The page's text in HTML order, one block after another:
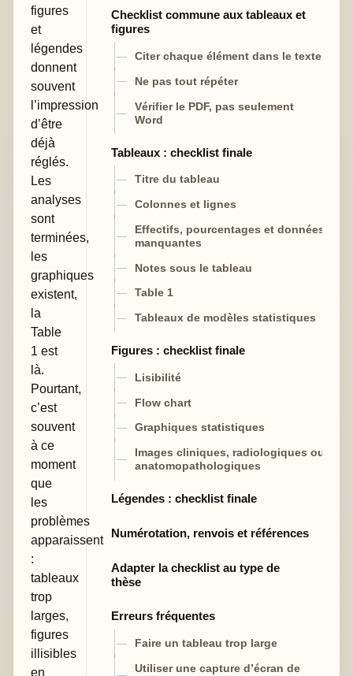
figures
et
légendes
donnent
souvent
l’impression
d’être
déjà
réglés.
Les
analyses
sont
terminées,
les
graphiques
existent,
la
Table
1 est
là.
Pourtant,
c’est
souvent
à ce
moment
que
les
problèmes
apparaissent
:
tableaux
trop
larges,
figures
illisibles
en
Checklist commune aux tableaux et
figures
Citer chaque élément dans le texte
Ne pas tout répéter
Vérifier le PDF, pas seulement
Word
Tableaux : checklist finale
Titre du tableau
Colonnes et lignes
Effectifs, pourcentages et données
manquantes
Notes sous le tableau
Table 1
Tableaux de modèles statistiques
Figures : checklist finale
Lisibilité
Flow chart
Graphiques statistiques
Images cliniques, radiologiques ou
anatomopathologiques
Légendes : checklist finale
Numérotation, renvois et références
Adapter la checklist au type de
thèse
Erreurs fréquentes
Faire un tableau trop large
Utiliser une capture d’écran de